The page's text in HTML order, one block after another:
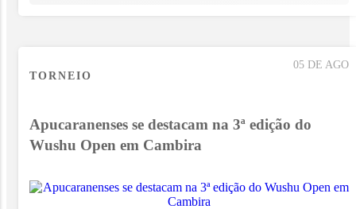
05 DE AGO
TORNEIO
Apucaranenses se destacam na 3ª edição do
Wushu Open em Cambira